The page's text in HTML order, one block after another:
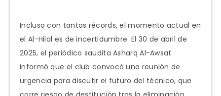
Incluso con tantos récords, el momento actual en
el Al-Hilal es de incertidumbre. El 30 de abril de
2025, el periódico saudita Asharq Al-Awsat
informó que el club convocó una reunión de
urgencia para discutir el futuro del técnico, que